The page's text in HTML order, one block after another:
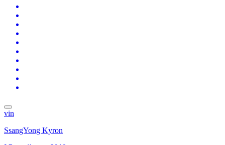
vin
SsangYong Kyron